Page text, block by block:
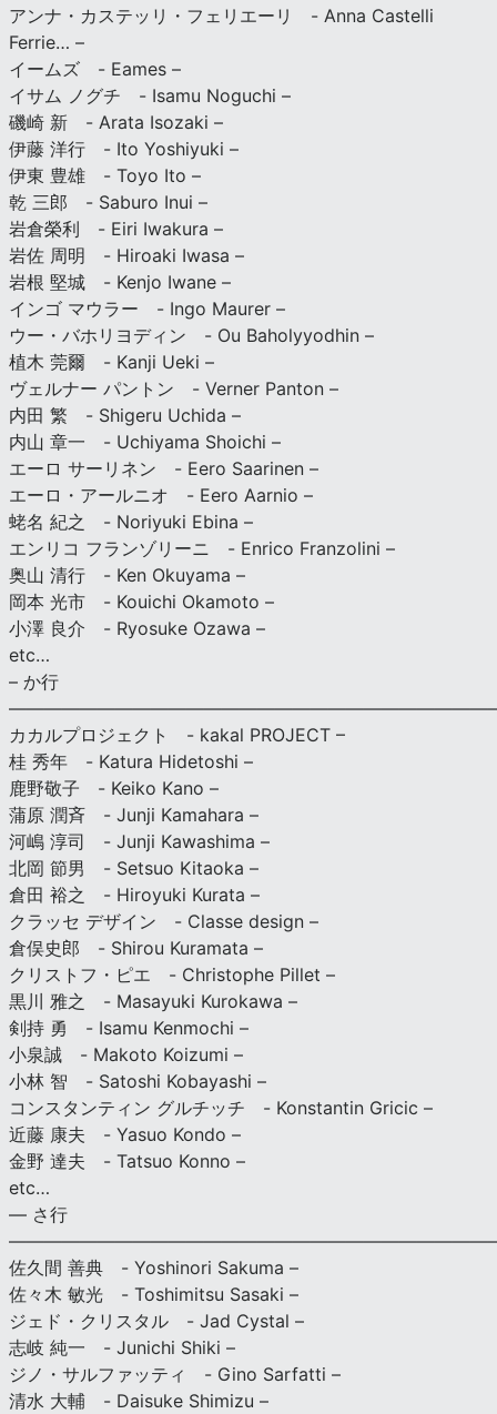
アンナ・カステッリ・フェリエーリ - Anna Castelli
Ferrie… –
イームズ - Eames –
イサム ノグチ - Isamu Noguchi –
磯崎 新 - Arata Isozaki –
伊藤 洋行 - Ito Yoshiyuki –
伊東 豊雄 - Toyo Ito –
乾 三郎 - Saburo Inui –
岩倉榮利 - Eiri Iwakura –
岩佐 周明 - Hiroaki Iwasa –
岩根 堅城 - Kenjo Iwane –
インゴ マウラー - Ingo Maurer –
ウー・バホリヨディン - Ou Baholyyodhin –
植木 莞爾 - Kanji Ueki –
ヴェルナー パントン - Verner Panton –
内田 繁 - Shigeru Uchida –
内山 章一 - Uchiyama Shoichi –
エーロ サーリネン - Eero Saarinen –
エーロ・アールニオ - Eero Aarnio –
蛯名 紀之 - Noriyuki Ebina –
エンリコ フランゾリーニ - Enrico Franzolini –
奥山 清行 - Ken Okuyama –
岡本 光市 - Kouichi Okamoto –
小澤 良介 - Ryosuke Ozawa –
etc…
– か行
カカルプロジェクト - kakal PROJECT –
桂 秀年 - Katura Hidetoshi –
鹿野敬子 - Keiko Kano –
蒲原 潤斉 - Junji Kamahara –
河嶋 淳司 - Junji Kawashima –
北岡 節男 - Setsuo Kitaoka –
倉田 裕之 - Hiroyuki Kurata –
クラッセ デザイン - Classe design –
倉俣史郎 - Shirou Kuramata –
クリストフ・ピエ - Christophe Pillet –
黒川 雅之 - Masayuki Kurokawa –
剣持 勇 - Isamu Kenmochi –
小泉誠 - Makoto Koizumi –
小林 智 - Satoshi Kobayashi –
コンスタンティン グルチッチ - Konstantin Gricic –
近藤 康夫 - Yasuo Kondo –
金野 達夫 - Tatsuo Konno –
etc…
— さ行
佐久間 善典 - Yoshinori Sakuma –
佐々木 敏光 - Toshimitsu Sasaki –
ジェド・クリスタル - Jad Cystal –
志岐 純一 - Junichi Shiki –
ジノ・サルファッティ - Gino Sarfatti –
清水 大輔 - Daisuke Shimizu –